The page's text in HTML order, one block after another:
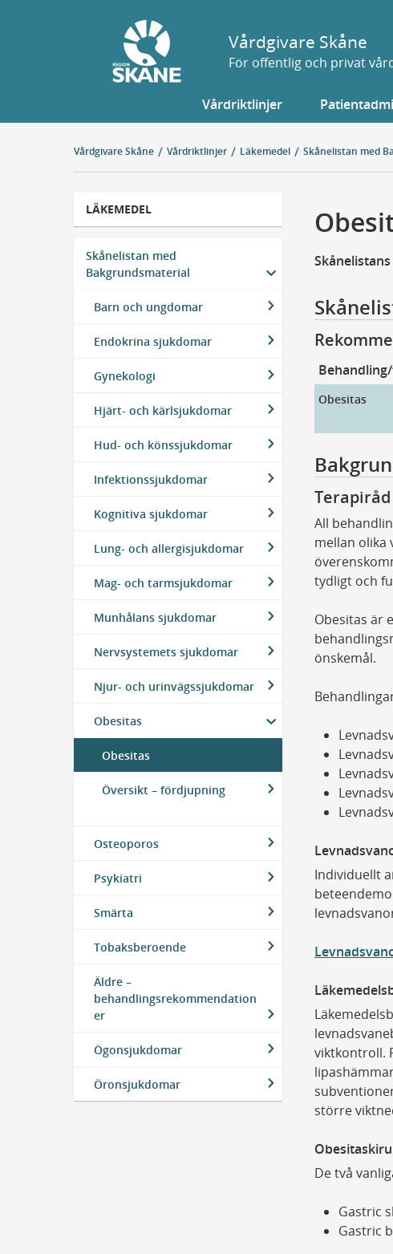
Vårdgivare Skåne
För offentlig och privat
Vårdriktlinjer
Vårdgivare Skåne Vårdriktlinjer Läkemedel Skånelistan med
LÄKEMEDEL
Skånelistan med
Bakgrundsmaterial
Barn och ungdomar
Endokrina sjukdomar
Gynekologi
Hjärt- och kärlsjukdomar
Hud- och könssjukdomar
Infektionssjukdomar
Kognitiva sjukdomar
Lung- och allergisjukdomar
Mag- och tarmsjukdomar
Munhålans sjukdomar
Nervsystemets sjukdomar
Njur- och urinvägssjukdomar
Obesitas
Obesitas
Översikt – fördjupning
Osteoporos
Psykiatri
Smärta
Tobaksberoende
Äldre –
behandlingsrekommendation
er
Ögonsjukdomar
Öronsjukdomar
Obesitas
Terapiråd
All
mellan olika
tydligt och
Obesitas är
önskemål.
Individuellt
viktkontroll.
större
De två
Gastric
Gastric